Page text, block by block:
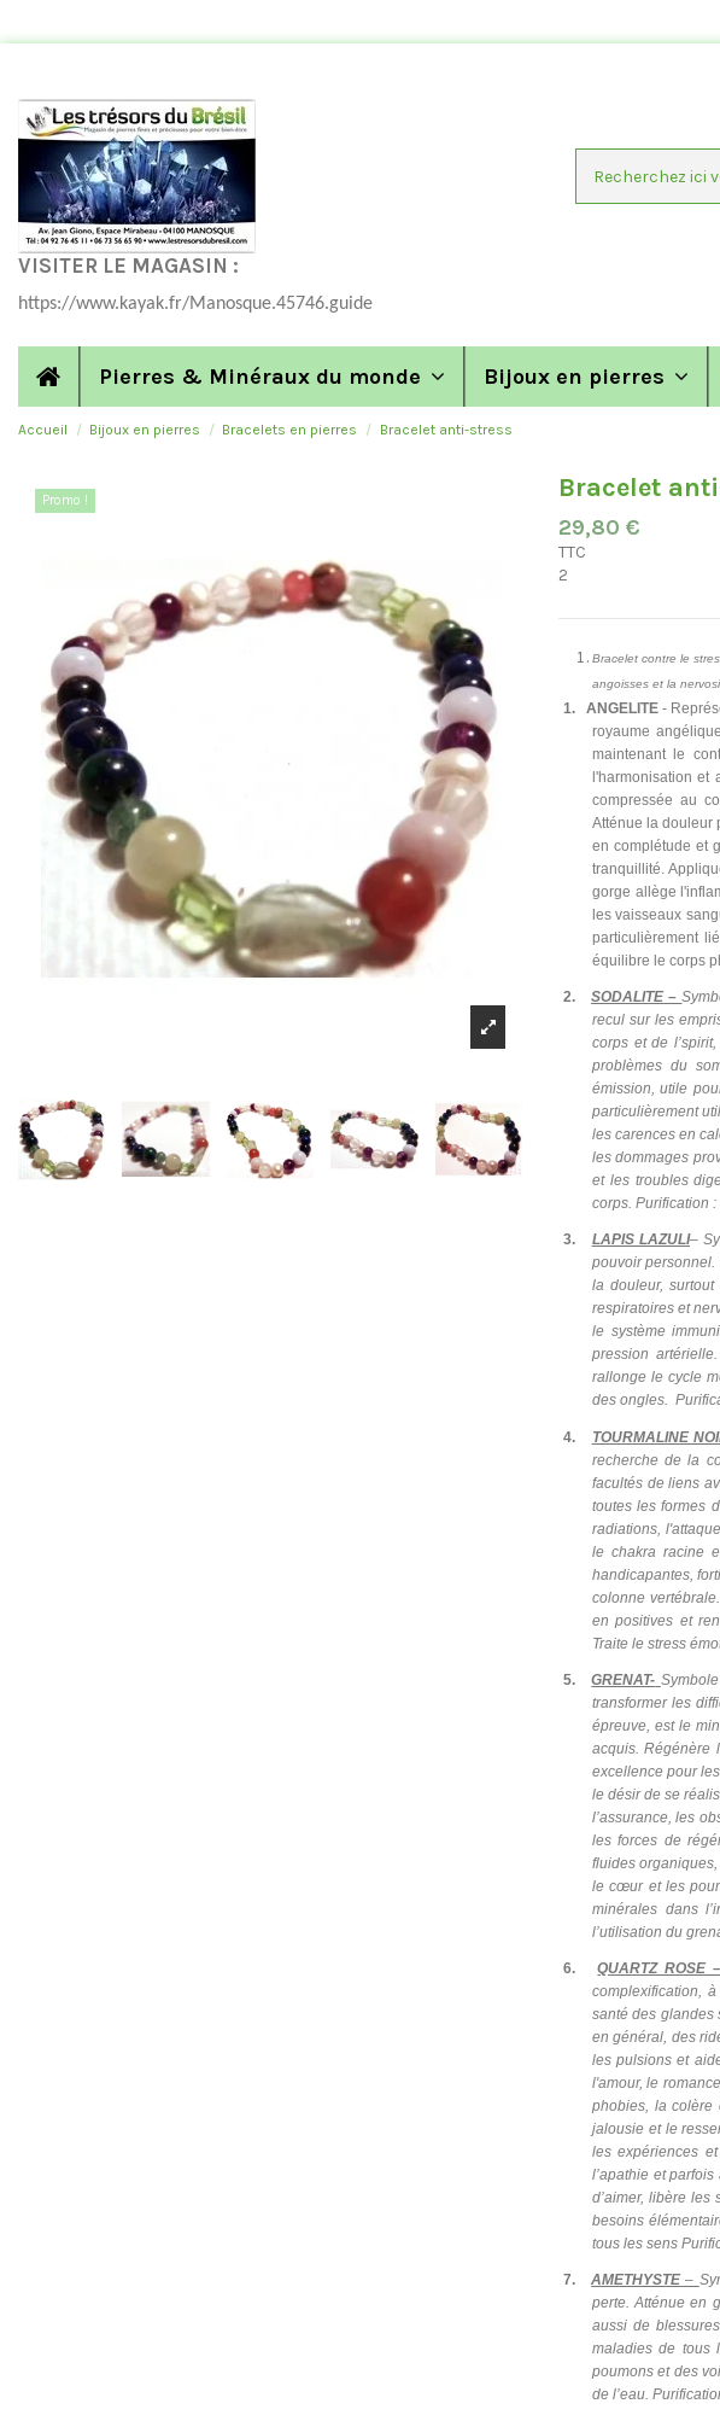
VISITER LE MAGASIN :
https://www.kayak.fr/Manosque.45746.guide
Pierres & Minéraux du monde Bijoux en pierres
Accueil Bijoux en pierres Bracelets en pierres Bracelet anti-stress
Promo ! Bracelet
29,80 €
TTC
2
Bracelet contre le
angoisses et la
1. ANGELITE-
royaume
maintenant le
l'harmonisation et
compressée au
Atténue la douleur
en complétude et
tranquillité.
gorge allège
les vaisseaux
particulièrement
équilibre le corps
2. SODALITE –
recul sur les
corps et de
problèmes du
émission, utile
particulièrement
les carences en
les dommages
et les troubles
corps. Purification
3. LAPIS LAZULI–
pouvoir
la douleur,
respiratoires et
le système
pression
rallonge le cycle
des ongles.
4. TOURMALINE
recherche de la
facultés de liens
toutes les formes
radiations,
le chakra racine
handicapantes,
colonne
en positives et
Traite le stress
5. GRENAT-
transformer les
épreuve, est le
acquis. Régénère
excellence pour
le désir de se
l’assurance, les
les forces de
fluides
le cœur et les
minérales dans
l’utilisation du
6. QUARTZ ROSE
complexification,
santé des glandes
en général, des
les pulsions et
l'amour, le
phobies, la colère
jalousie et le
les expériences
l’apathie et
d’aimer, libère les
besoins
tous les sens
7. AMETHYSTE–
perte. Atténue en
aussi de
maladies de tous
poumons et des
de l’eau.